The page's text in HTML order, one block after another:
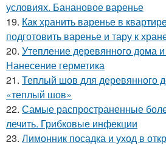
условиях. Банановое варенье
19. Как хранить варенье в
подготовить варенье и тару к
20. Утепление деревянного дома
Нанесение герметика
21. Теплый шов для деревянного
«теплый шов»
22. Самые распространенные
лечить. Грибковые инфекции
23. Лимонник посадка и уход в